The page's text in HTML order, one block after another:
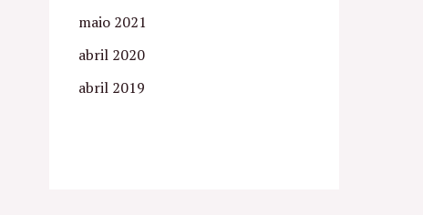
maio 2021
abril 2020
abril 2019